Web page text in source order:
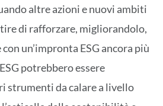
altre azioni e nuovi ambiti
di rafforzare, migliorandolo,
un’impronta ESG ancora più
potrebbero essere
strumenti da calare a livello